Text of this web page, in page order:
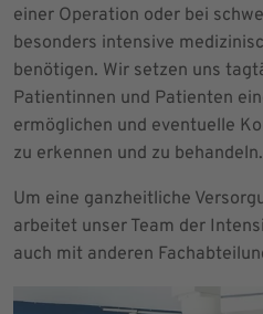
einer Operation oder bei
besonders intensive
benötigen. Wir setzen uns
Patientinnen und Patienten
ermöglichen und eventuelle
zu erkennen und zu behandeln.
Um eine ganzheitliche
arbeitet unser Team der
auch mit anderen